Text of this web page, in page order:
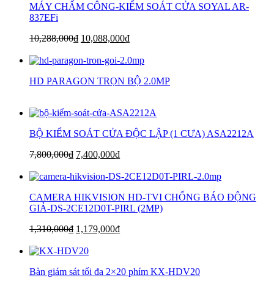
MÁY CHẤM CÔNG-KIỂM SOÁT CỬA SOYAL AR-
837EFi
10,288,000₫ 10,088,000₫
HD PARAGON TRỌN BỘ 2.0MP
BỘ KIỂM SOÁT CỬA ĐỘC LẬP (1 CƯA) ASA2212A
7,800,000₫ 7,400,000₫
CAMERA HIKVISION HD-TVI CHỐNG BÁO ĐỘNG
GIẢ-DS-2CE12D0T-PIRL (2MP)
1,310,000₫ 1,179,000₫
Bàn giám sát tối đa 2×20 phím KX-HDV20